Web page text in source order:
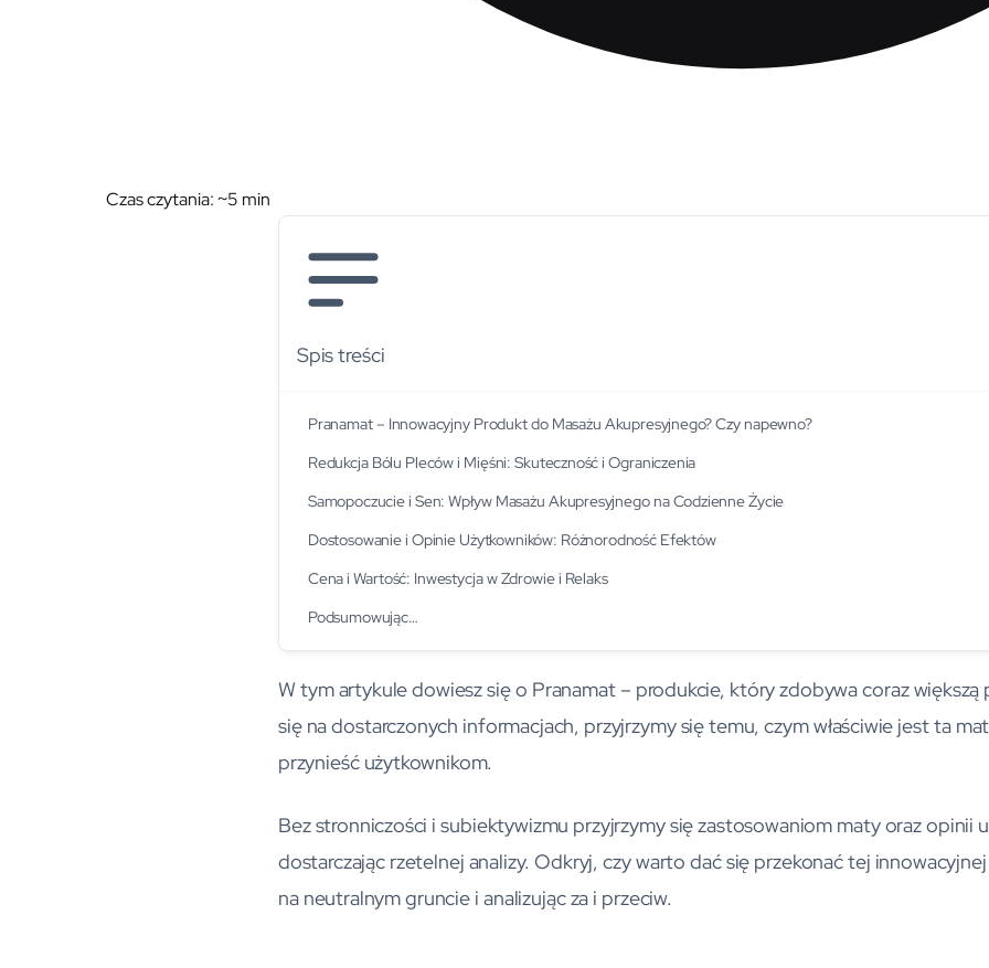
Czas czytania: ~5 min
Spis treści
Pranamat – Innowacyjny Produkt do Masażu Akupresyjnego? Czy napewno?
Redukcja Bólu Pleców i Mięśni: Skuteczność i Ograniczenia
Samopoczucie i Sen: Wpływ Masażu Akupresyjnego na Codzienne Życie
Dostosowanie i Opinie Użytkowników: Różnorodność Efektów
Cena i Wartość: Inwestycja w Zdrowie i Relaks
Podsumowując…
W tym artykule dowiesz się o Pranamat – produkcie, który zdobywa coraz
się na dostarczonych informacjach, przyjrzymy się temu, czym właściwie jest ta
przynieść użytkownikom.
Bez stronniczości i subiektywizmu przyjrzymy się zastosowaniom maty oraz opinii
dostarczając rzetelnej analizy. Odkryj, czy warto dać się przekonać tej
na neutralnym gruncie i analizując za i przeciw.